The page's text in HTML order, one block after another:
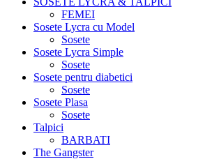
FEMEI
Sosete Lycra cu Model
Sosete
Sosete Lycra Simple
Sosete
Sosete pentru diabetici
Sosete
Sosete Plasa
Sosete
Talpici
BARBATI
The Gangster